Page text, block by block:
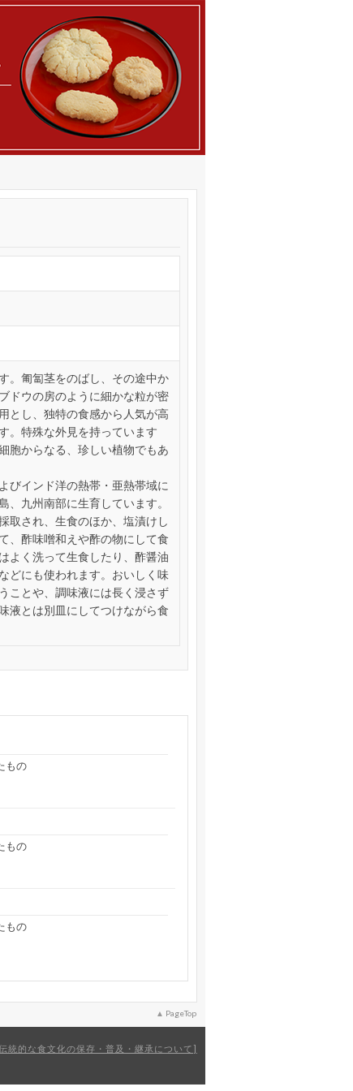
。匍匐茎をのばし、その途中か
ドウの房のように細かな粒が密
とし、独特の食感から人気が高
。特殊な外見を持っています
胞からなる、珍しい植物でもあ
びインド洋の熱帯・亜熱帯域に
、九州南部に生育しています。
取され、生食のほか、塩漬けし
、酢味噌和えや酢の物にして食
よく洗って生食したり、酢醤油
どにも使われます。おいしく味
ことや、調味液には長く浸さず
液とは別皿にしてつけながら食
もの
もの
もの
PageTop
統的な食文化の保存・普及・継承について